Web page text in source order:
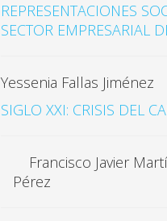
REPRESENTACIONES
SECTOR EMPRESARIAL
Yessenia Fallas Jiménez
SIGLO XXI: CRISIS DEL
Francisco Javier
Pérez